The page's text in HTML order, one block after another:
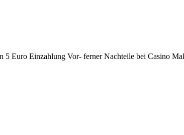
5 Euro Einzahlung Vor- ferner Nachteile bei Casino